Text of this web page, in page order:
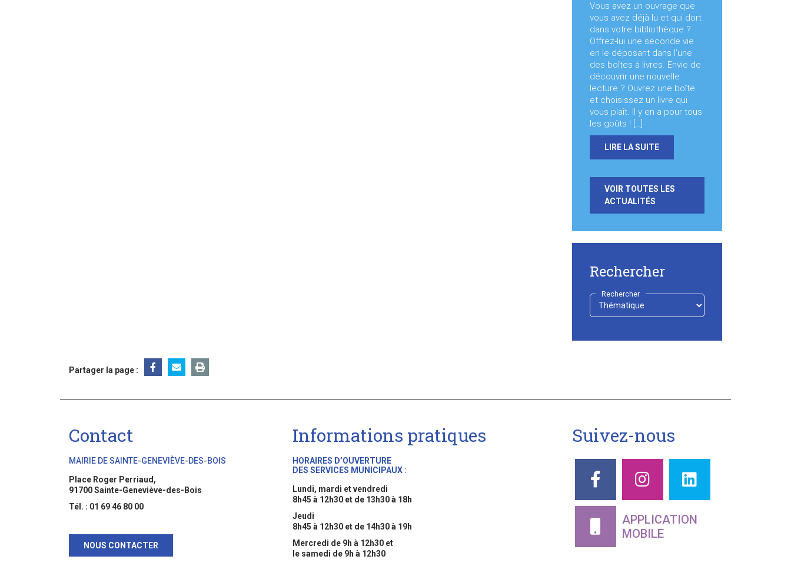
Vous avez un ouvrage que
vous avez déjà lu et qui dort
dans votre bibliothèque ?
Offrez-lui une seconde vie
en le déposant dans l’une
des boîtes à livres. Envie de
découvrir une nouvelle
lecture ? Ouvrez une boîte
et choisissez un livre qui
vous plaît. Il y en a pour tous
les goûts ! […]
LIRE LA SUITE
VOIR TOUTES LES
ACTUALITÉS
Rechercher
Rechercher
Choisir
Partager la page :
Contact
MAIRIE DE SAINTE-GENEVIÈVE-DES-BOIS
Place Roger Perriaud,
91700 Sainte-Geneviève-des-Bois
Tél. : 01 69 46 80 00
NOUS CONTACTER
Informations pratiques
HORAIRES D’OUVERTURE
DES SERVICES MUNICIPAUX :
Lundi, mardi et vendredi
8h45 à 12h30 et de 13h30 à 18h
Jeudi
8h45 à 12h30 et de 14h30 à 19h
Mercredi de 9h à 12h30 et
le samedi de 9h à 12h30
Suivez-nous
APPLICATION
MOBILE